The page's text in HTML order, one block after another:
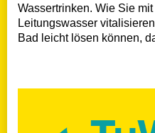
Wassertrinken. Wie Sie
Leitungswasser
Bad leicht lösen können,